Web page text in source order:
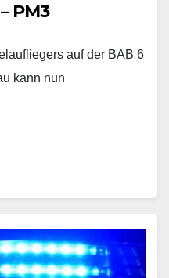
PM3
auf der BAB 6
kann nun